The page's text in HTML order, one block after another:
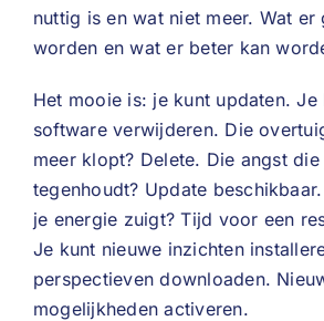
nuttig is en wat niet meer. Wat er
worden en wat er beter kan
Het mooie is: je kunt updaten. Je
software verwijderen. Die
meer klopt? Delete. Die angst
tegenhoudt? Update
je energie zuigt? Tijd voor een
Je kunt nieuwe inzichten
perspectieven downloaden.
mogelijkheden activeren.